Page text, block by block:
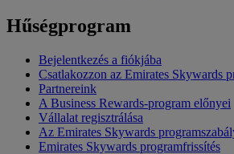
Hűségprogram
Bejelentkezés a fiókjába
Csatlakozzon az Emirates Skywards
Partnereink
A Business Rewards-program előnyei
Vállalat regisztrálása
Az Emirates Skywards
Emirates Skywards programfrissítés